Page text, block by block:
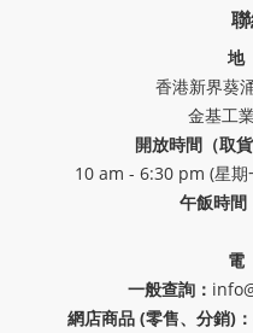
香港新界葵
金基工
開放時間（取
10 am - 6:30 pm (星期
午飯時間
一般查詢：
網店商品 (零售、分銷)：